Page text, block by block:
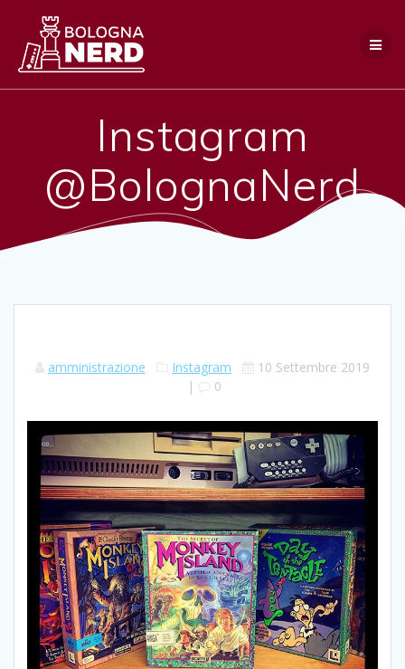
Instagram
@BolognaNerd
amministrazione Instagram
10 Settembre 2019
|
0